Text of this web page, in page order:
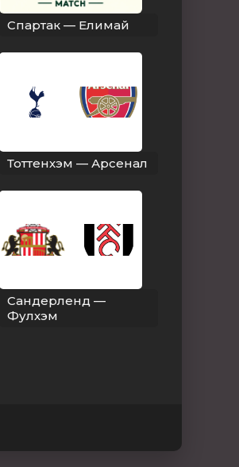
Спартак — Елимай
Тоттенхэм — Арсенал
Сандерленд —
Фулхэм